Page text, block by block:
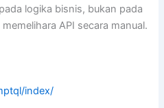
logika bisnis, bukan pada
API secara manual.
index/